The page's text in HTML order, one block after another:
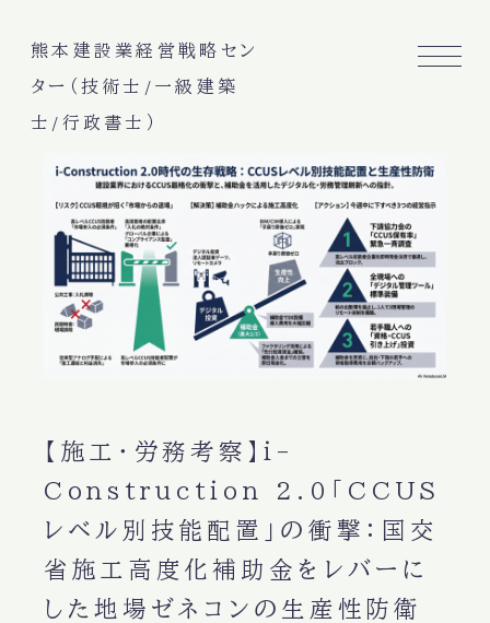
熊本建設業経営戦略セン
ター（技術士/一級建築
士/行政書士）
【施工・労務考察】i-
Construction 2.0「CCUS
レベル別技能配置」の衝撃：国交
省施工高度化補助金をレバーに
した地場ゼネコンの生産性防衛